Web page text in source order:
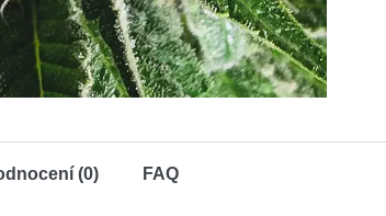
(0) FAQ